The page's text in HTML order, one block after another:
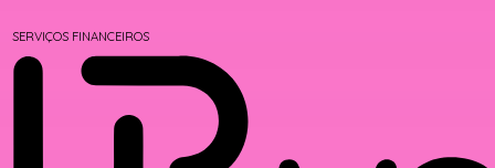
SERVIÇOS FINANCEIROS